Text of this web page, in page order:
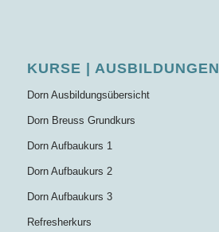
KURSE | AUSBILDUNGEN
Dorn Ausbildungsübersicht
Dorn Breuss Grundkurs
Dorn Aufbaukurs 1
Dorn Aufbaukurs 2
Dorn Aufbaukurs 3
Refresherkurs